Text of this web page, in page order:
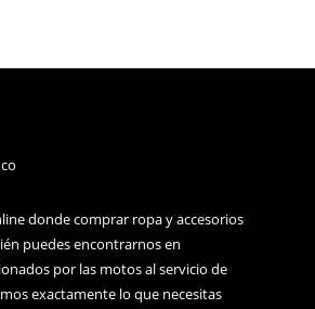
donde comprar ropa y accesorios
puedes encontrarnos en
por las motos al servicio de
exactamente lo que necesitas